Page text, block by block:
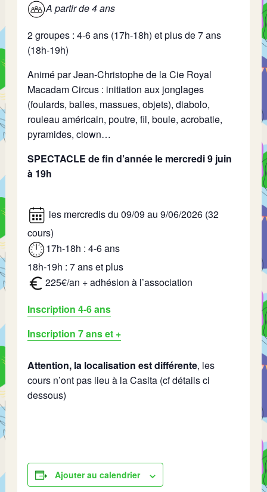
A partir de 4 ans
2 groupes : 4-6 ans (17h-18h) et plus de 7 ans
(18h-19h)
Animé par Jean-Christophe de la Cie Royal
Macadam Circus : initiation aux jonglages
(foulards, balles, massues, objets), diabolo,
rouleau américain, poutre, fil, boule, acrobatie,
pyramides, clown…
SPECTACLE de fin d’année le mercredi 9 juin
à 19h
les mercredis du 09/09 au 9/06/2026 (32
cours)
17h-18h : 4-6 ans
18h-19h : 7 ans et plus
225€/an + adhésion à l’association
Inscription 4-6 ans
Inscription 7 ans et +
Attention, la localisation est différente, les
cours n’ont pas lieu à la Casita (cf détails ci
dessous)
Ajouter au calendrier